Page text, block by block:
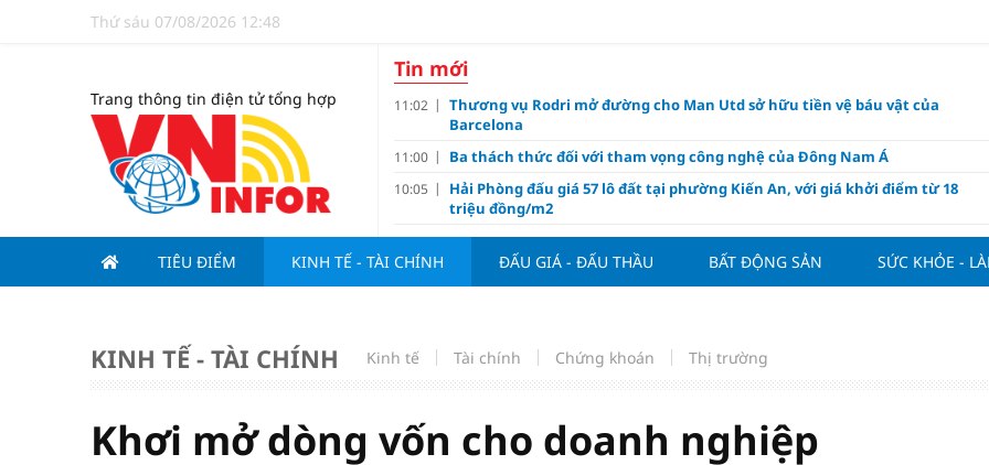
Thứ sáu 07/08/2026 12:48
Trang thông tin điện tử tổng hợp
Tin mới
11:02
Thương vụ Rodri mở đường cho Man Utd sở hữu tiền vệ báu vật của
Barcelona
11:00 Ba thách thức đối với tham vọng công nghệ của Đông Nam Á
10:05
Hải Phòng đấu giá 57 lô đất tại phường Kiến An, với giá khởi điểm từ 18
triệu đồng/m2
09:10 Đề xuất nghỉ 4 ngày liên tục dịp Ngày Văn hóa Việt Nam 2026
09:00 “Chìa khóa” triển khai ESG thực chất
07:00 Hoàn thiện quy định người nước ngoài sở hữu nhà ở
việc chăm chỉ
15:00
HoREA đề xuất chỉ áp dụng thời hạn sử dụng chung cư theo niên hạn với
TIÊU ĐIỂM KINH TẾ - TÀI CHÍNH ĐẤU GIÁ - ĐẤU THẦU BẤT ĐỘNG SẢN SỨC KHỎE -
KINH TẾ - TÀI CHÍNH Kinh tế Tài chính Chứng khoán Thị trường
Khơi mở dòng vốn cho doanh nghiệp